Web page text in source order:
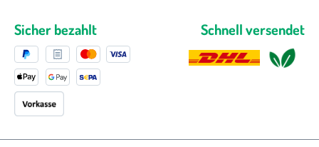
Sicher bezahlt Schnell versendet